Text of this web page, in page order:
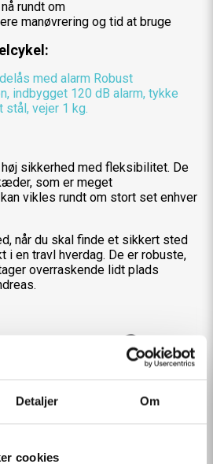
Detaljer Om
cookies
rundt om
manøvrering og tid at bruge
med alarm Robust
indbygget 120 dB alarm, tykke
stål, vejer 1 kg.
sikkerhed med fleksibilitet. De
som er meget
vikles rundt om stort set enhver
når du skal finde et sikkert sted
i en travl hverdag. De er robuste,
overraskende lidt plads